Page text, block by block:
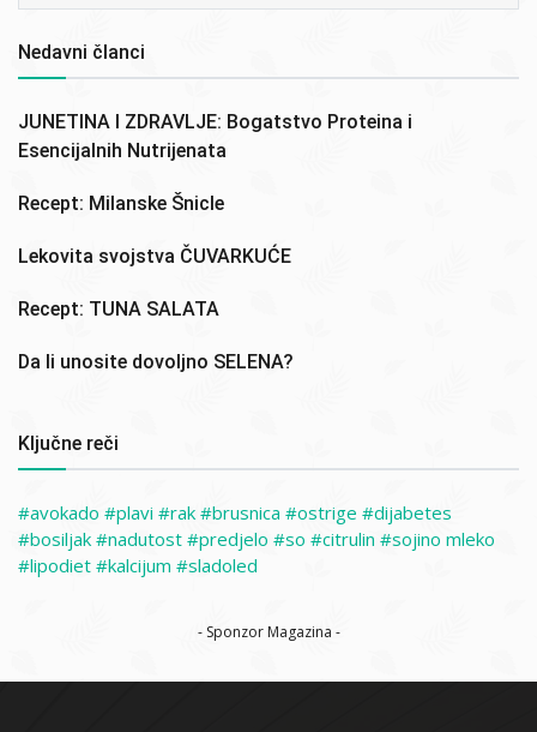
Nedavni članci
JUNETINA I ZDRAVLJE: Bogatstvo Proteina i
Esencijalnih Nutrijenata
Recept: Milanske Šnicle
Lekovita svojstva ČUVARKUĆE
Recept: TUNA SALATA
Da li unosite dovoljno SELENA?
Ključne reči
avokado plavi rak brusnica ostrige
dijabetes
bosiljak
nadutost predjelo so citrulin
sojino mleko
lipodiet
kalcijum sladoled
- Sponzor Magazina -